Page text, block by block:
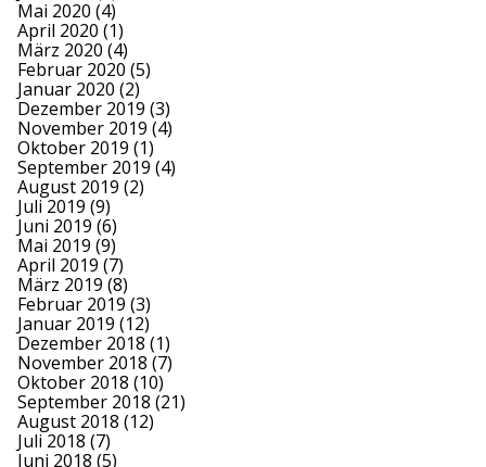
Mai 2020 (4)
April 2020 (1)
März 2020 (4)
Februar 2020 (5)
Januar 2020 (2)
Dezember 2019 (3)
November 2019 (4)
Oktober 2019 (1)
September 2019 (4)
August 2019 (2)
Juli 2019 (9)
Juni 2019 (6)
Mai 2019 (9)
April 2019 (7)
März 2019 (8)
Februar 2019 (3)
Januar 2019 (12)
Dezember 2018 (1)
November 2018 (7)
Oktober 2018 (10)
September 2018 (21)
August 2018 (12)
Juli 2018 (7)
Juni 2018 (5)